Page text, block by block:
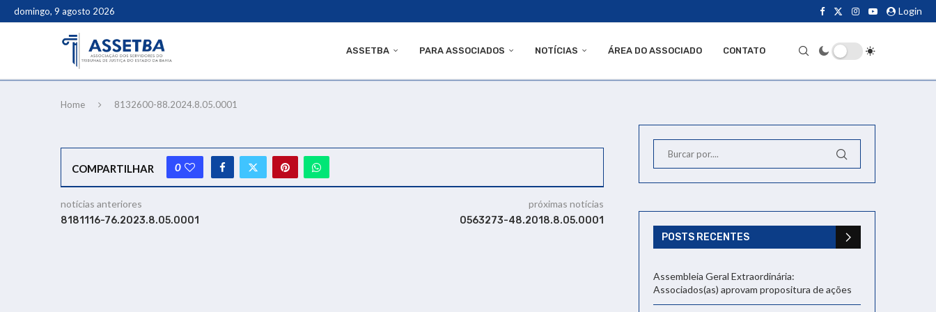
domingo, 9 agosto 2026 Login
ASSETBA PARA ASSOCIADOS NOTÍCIAS ÁREA DO ASSOCIADO CONTATO
Home 8132600-88.2024.8.05.0001
COMPARTILHAR 0
notícias anteriores
8181116-76.2023.8.05.0001
próximas notícias
0563273-48.2018.8.05.0001
POSTS RECENTES
Assembleia Geral Extraordinária:
Associados(as) aprovam propositura de ações